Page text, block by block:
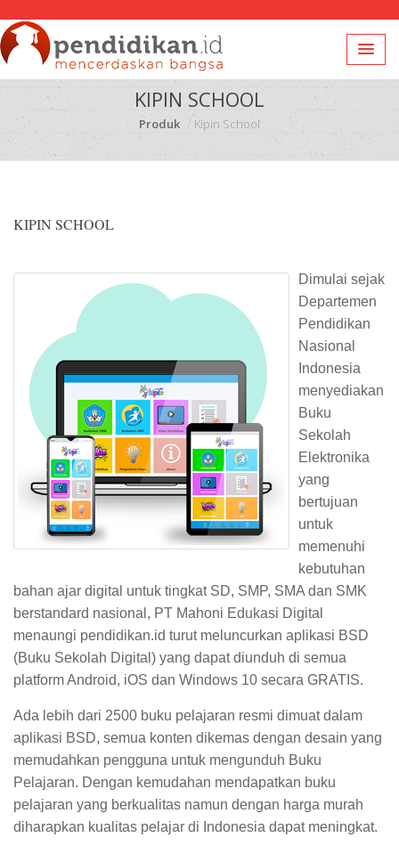
KIPIN SCHOOL
Produk Kipin School
KIPIN SCHOOL
Dimulai sejak
Departemen
Pendidikan
Nasional
Indonesia
menyediakan
Buku
Sekolah
Elektronika
yang
bertujuan
untuk
memenuhi
kebutuhan
bahan ajar digital untuk tingkat SD, SMP, SMA dan SMK
berstandard nasional, PT Mahoni Edukasi Digital
menaungi pendidikan.id turut meluncurkan aplikasi BSD
(Buku Sekolah Digital) yang dapat diunduh di semua
platform Android, iOS dan Windows 10 secara GRATIS.
Ada lebih dari 2500 buku pelajaran resmi dimuat dalam
aplikasi BSD, semua konten dikemas dengan desain yang
memudahkan pengguna untuk mengunduh Buku
Pelajaran. Dengan kemudahan mendapatkan buku
pelajaran yang berkualitas namun dengan harga murah
diharapkan kualitas pelajar di Indonesia dapat meningkat.